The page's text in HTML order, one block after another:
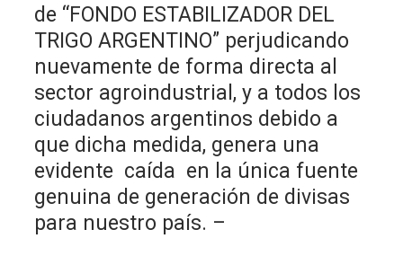
de “FONDO ESTABILIZADOR DEL
TRIGO ARGENTINO” perjudicando
nuevamente de forma directa al
sector agroindustrial, y a todos los
ciudadanos argentinos debido a
que dicha medida, genera una
evidente caída en la única fuente
genuina de generación de divisas
para nuestro país. –